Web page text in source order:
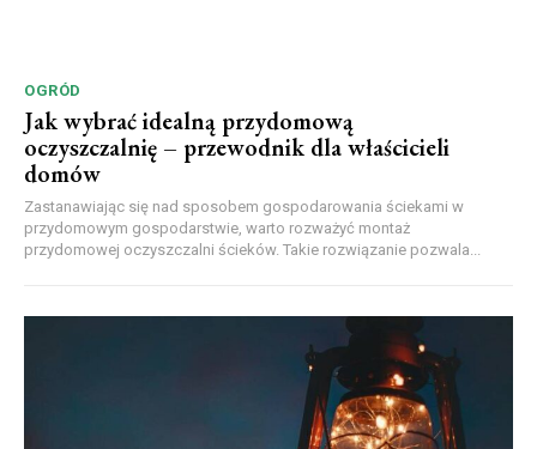
OGRÓD
Jak wybrać idealną przydomową
oczyszczalnię – przewodnik dla właścicieli
domów
Zastanawiając się nad sposobem gospodarowania ściekami w
przydomowym gospodarstwie, warto rozważyć montaż
przydomowej oczyszczalni ścieków. Takie rozwiązanie pozwala...